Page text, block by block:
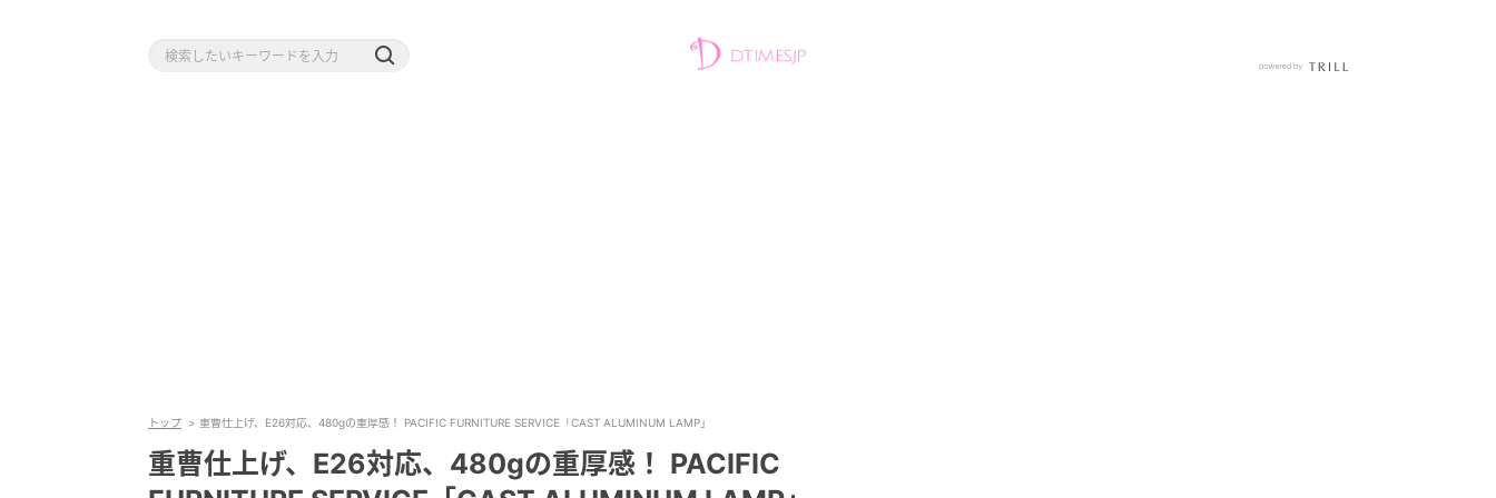
トップ 重曹仕上げ、E26対応、480gの重厚感！ PACIFIC FURNITURE SERVICE「CAST ALUMINUM LAMP」
重曹仕上げ、E26対応、480gの重厚感！ PACIFIC